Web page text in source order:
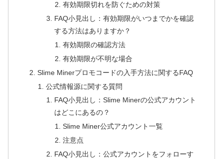
有効期限切れを防ぐための対策
FAQ小見出し：有効期限がいつまでかを確認
する方法はありますか？
有効期限の確認方法
有効期限が不明な場合
Slime Minerプロモコードの入手方法に関するFAQ
公式情報源に関する質問
FAQ小見出し：Slime Minerの公式アカウント
はどこにあるの？
Slime Miner公式アカウント一覧
注意点
FAQ小見出し：公式アカウントをフォローす